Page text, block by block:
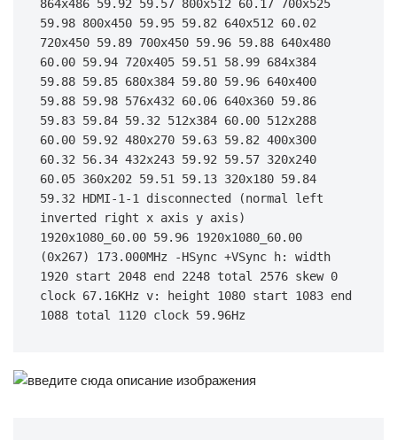
864x486 59.92 59.57 800x512 60.17 700x525
59.98 800x450 59.95 59.82 640x512 60.02
720x450 59.89 700x450 59.96 59.88 640x480
60.00 59.94 720x405 59.51 58.99 684x384
59.88 59.85 680x384 59.80 59.96 640x400
59.88 59.98 576x432 60.06 640x360 59.86
59.83 59.84 59.32 512x384 60.00 512x288
60.00 59.92 480x270 59.63 59.82 400x300
60.32 56.34 432x243 59.92 59.57 320x240
60.05 360x202 59.51 59.13 320x180 59.84
59.32 HDMI-1-1 disconnected (normal left
inverted right x axis y axis)
1920x1080_60.00 59.96 1920x1080_60.00
(0x267) 173.000MHz -HSync +VSync h: width
1920 start 2048 end 2248 total 2576 skew 0
clock 67.16KHz v: height 1080 start 1083 end
1088 total 1120 clock 59.96Hz